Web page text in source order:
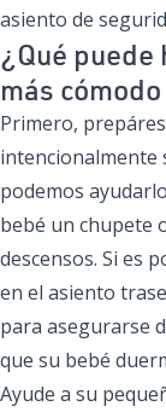
asiento de
¿Qué
más
Primero,
intencionalmente
podemos
bebé un chupete
descensos. Si es
en el asiento
para asegurarse
que su bebé
Ayude a su